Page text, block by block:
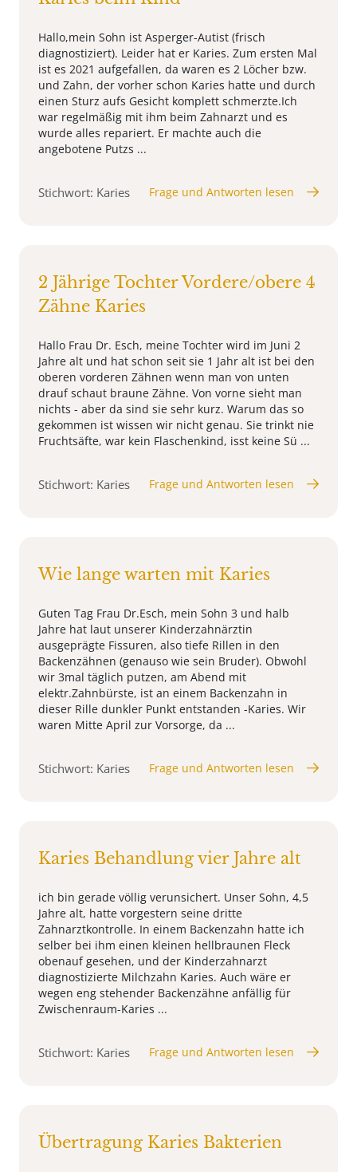
Hallo,mein Sohn ist Asperger-Autist (frisch
diagnostiziert). Leider hat er Karies. Zum ersten Mal
ist es 2021 aufgefallen, da waren es 2 Löcher bzw.
und Zahn, der vorher schon Karies hatte und durch
einen Sturz aufs Gesicht komplett schmerzte.Ich
war regelmäßig mit ihm beim Zahnarzt und es
wurde alles repariert. Er machte auch die
angebotene Putzs ...
Stichwort: Karies Frage und Antworten lesen
2 Jährige Tochter Vordere/obere 4
Zähne Karies
Hallo Frau Dr. Esch, meine Tochter wird im Juni 2
Jahre alt und hat schon seit sie 1 Jahr alt ist bei den
oberen vorderen Zähnen wenn man von unten
drauf schaut braune Zähne. Von vorne sieht man
nichts - aber da sind sie sehr kurz. Warum das so
gekommen ist wissen wir nicht genau. Sie trinkt nie
Fruchtsäfte, war kein Flaschenkind, isst keine Sü ...
Stichwort: Karies Frage und Antworten lesen
Wie lange warten mit Karies
Guten Tag Frau Dr.Esch, mein Sohn 3 und halb
Jahre hat laut unserer Kinderzahnärztin
ausgeprägte Fissuren, also tiefe Rillen in den
Backenzähnen (genauso wie sein Bruder). Obwohl
wir 3mal täglich putzen, am Abend mit
elektr.Zahnbürste, ist an einem Backenzahn in
dieser Rille dunkler Punkt entstanden -Karies. Wir
waren Mitte April zur Vorsorge, da ...
Stichwort: Karies Frage und Antworten lesen
Karies Behandlung vier Jahre alt
ich bin gerade völlig verunsichert. Unser Sohn, 4,5
Jahre alt, hatte vorgestern seine dritte
Zahnarztkontrolle. In einem Backenzahn hatte ich
selber bei ihm einen kleinen hellbraunen Fleck
obenauf gesehen, und der Kinderzahnarzt
diagnostizierte Milchzahn Karies. Auch wäre er
wegen eng stehender Backenzähne anfällig für
Zwischenraum-Karies ...
Stichwort: Karies Frage und Antworten lesen
Übertragung Karies Bakterien